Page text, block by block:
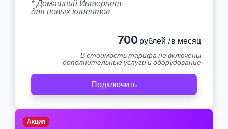
* Домашний Интернет
для новых клиентов
700 рублей /в месяц
В стоимость тарифа не включены
дополнительные услуги и оборудование
Подключить
Акция